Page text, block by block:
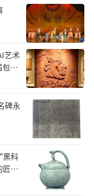
心中，还多少有
民乐正在不断
。比如，在深受
键词“民乐”，点
》是一首筝鼓和鸣
，让这支视频获
万的点赞数，被
传统的古筝曲，
依演唱的原创歌
艺术
头
碑永
黑科
心